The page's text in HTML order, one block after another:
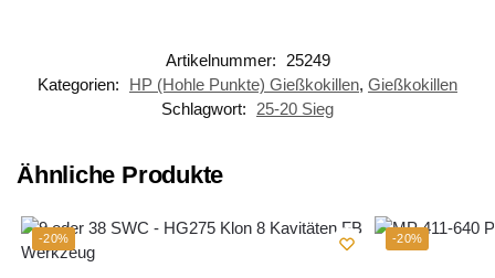
Artikelnummer:
25249
Kategorien:
HP (Hohle Punkte) Gießkokillen, Gießkokillen
Schlagwort:
25-20 Sieg
Ähnliche Produkte
-20% -20%